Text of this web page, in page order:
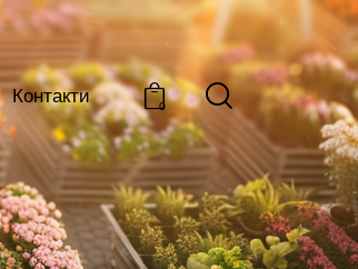
Контакти 0